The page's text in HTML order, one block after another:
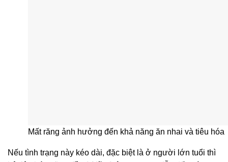
Mất răng ảnh hưởng đến khả năng ăn nhai và tiêu hóa
Nếu tình trạng này kéo dài, đặc biệt là ở người lớn tuổi thì